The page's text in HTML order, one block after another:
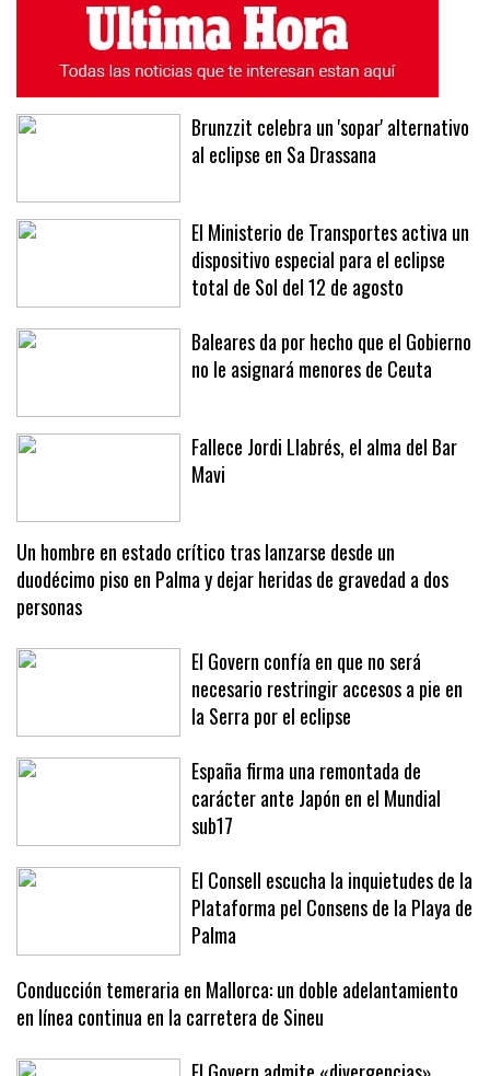
ÚLTIMAS NOTICIAS MÁS LEÍDAS
Brunzzit celebra un 'sopar' alternativo
El Ministerio de Transportes activa un
dispositivo especial para el eclipse
total de Sol del 12 de agosto
Baleares da por hecho que el Gobierno
Fallece Jordi Llabrés, el alma del Bar
Un hombre en estado crítico tras lanzarse desde un
duodécimo piso en Palma y dejar heridas de gravedad a dos
personas
El Govern confía en que no será
necesario restringir accesos a pie en
la Serra por el eclipse
España firma una remontada de
carácter ante Japón en el Mundial
sub17
El Consell escucha la inquietudes de la
Plataforma pel Consens de la Playa de
Palma
Conducción temeraria en Mallorca: un doble adelantamiento
en línea continua en la carretera de Sineu